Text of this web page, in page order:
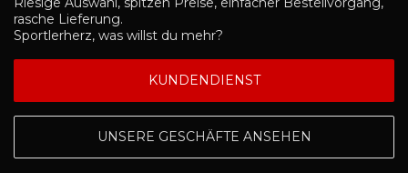
rasche Lieferung.
Sportlerherz, was willst du mehr?
KUNDENDIENST
UNSERE GESCHÄFTE ANSEHEN